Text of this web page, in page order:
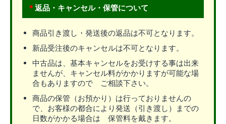
＊ 返品・キャンセル・保管について
商品引き渡し・発送後の返品は不可となります。
新品受注後のキャンセルは不可となります。
中古品は、基本キャンセルをお受けする事は出来
ませんが、キャンセル料がかかりますが可能な場
合もありますので ご相談下さい。
商品の保管（お預かり）は行っておりませんの
で、お客様の都合により発送（引き渡し）までの
日数がかかる場合は 保管料を戴きます。